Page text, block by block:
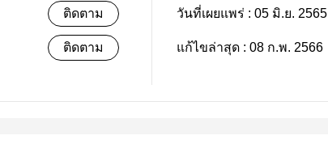
ติดตาม
ติดตาม
วันที่เผยแพร่ : 05 มิ.ย. 2565
แก้ไขล่าสุด : 08 ก.พ. 2566